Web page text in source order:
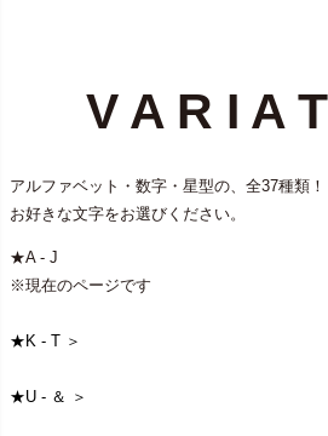
V A R I A
アルファベット・数字・星型の、全37種類！
お好きな文字をお選びください。
★A - J
※現在のページです
★K - T ＞
★U - ＆ ＞